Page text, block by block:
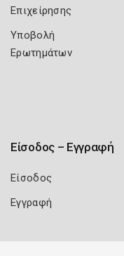
Επιχείρησης
Υποβολή
Ερωτημάτων
Είσοδος – Εγγραφή
Είσοδος
Εγγραφή